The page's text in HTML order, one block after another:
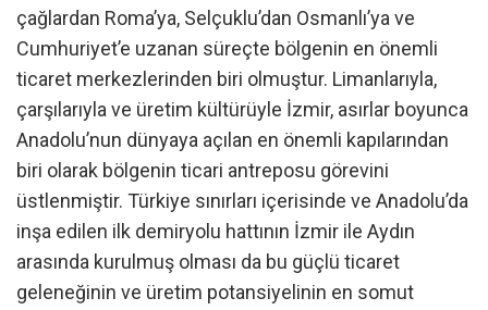
çağlardan Roma’ya, Selçuklu’dan Osmanlı’ya ve
Cumhuriyet’e uzanan süreçte bölgenin en önemli
ticaret merkezlerinden biri olmuştur. Limanlarıyla,
çarşılarıyla ve üretim kültürüyle İzmir, asırlar boyunca
Anadolu’nun dünyaya açılan en önemli kapılarından
biri olarak bölgenin ticari antreposu görevini
üstlenmiştir. Türkiye sınırları içerisinde ve Anadolu’da
inşa edilen ilk demiryolu hattının İzmir ile Aydın
arasında kurulmuş olması da bu güçlü ticaret
geleneğinin ve üretim potansiyelinin en somut